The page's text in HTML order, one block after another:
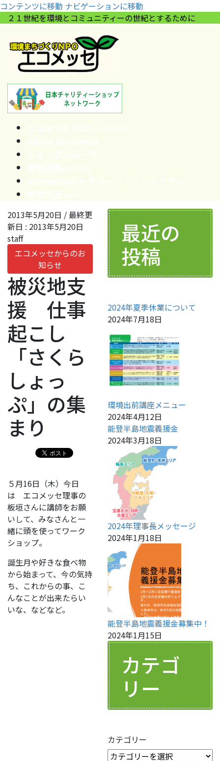
コンテンツに移動 ナビゲーションに移動
２１世紀を環境とコミュニティーの世紀とするために
2013年5月20日 / 最終更
新日 : 2013年5月20日
staff
エコメッセからのお
知らせ
被災地支
援 仕事
起こし
「さくら
しょっ
ぷ」の集
まり
５月16日（木）今日
は エコメッセ理事の
板垣さんに講師をお願
いして、みなさんと一
緒に頭を使ってワーク
ショップ。
誕生月や好きな食べ物
から始まって、今の気持
ち、これからの事、こ
んなことが出来たらい
いな、などなど。
最近の
投稿
2024年夏季休業について
2024年7月18日
環境出前講座メニュー
2024年4月12日
能登半島地震義援金
2024年3月18日
2024年理事長メッセージ
2024年1月18日
能登半島地震義援金募集中！
2024年1月15日
カテゴ
リー
カテゴリー